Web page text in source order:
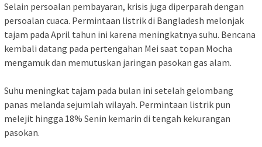
Selain persoalan pembayaran, krisis juga diperparah dengan
persoalan cuaca. Permintaan listrik di Bangladesh melonjak
tajam pada April tahun ini karena meningkatnya suhu. Bencana
kembali datang pada pertengahan Mei saat topan Mocha
mengamuk dan memutuskan jaringan pasokan gas alam.
Suhu meningkat tajam pada bulan ini setelah gelombang
panas melanda sejumlah wilayah. Permintaan listrik pun
melejit hingga 18% Senin kemarin di tengah kekurangan
pasokan.